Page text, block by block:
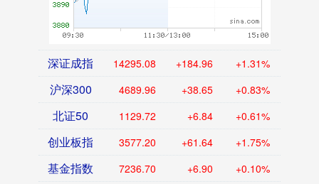
深证成指 14295.08 +184.96 +1.31%
沪深300 4689.96 +38.65 +0.83%
北证50 1129.72 +6.84 +0.61%
创业板指 3577.20 +61.64 +1.75%
基金指数 7236.70 +6.90 +0.10%